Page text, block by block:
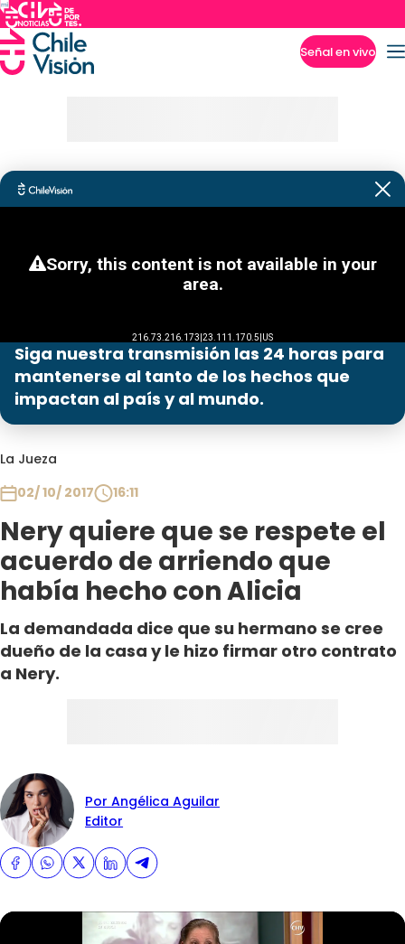
Señal en vivo
Siga nuestra transmisión las 24 horas para
mantenerse al tanto de los hechos que
impactan al país y al mundo.
La Jueza
02/ 10/ 2017
16:11
Nery quiere que se respete el
acuerdo de arriendo que
había hecho con Alicia
La demandada dice que su hermano se cree
dueño de la casa y le hizo firmar otro contrato
a Nery.
Por Angélica Aguilar
Editor
Programas
Club De La Comedia
Contigo en Directo
Plan Perfecto
El Tiempo
Sabingo
Todos Los Programas